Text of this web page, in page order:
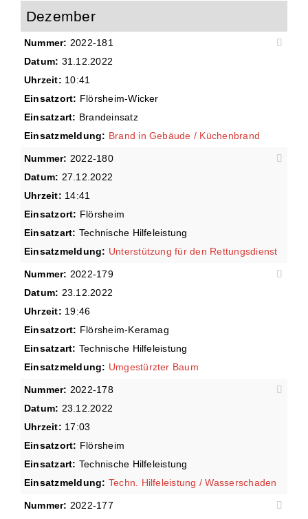
Dezember
Nummer: 2022-181
Datum: 31.12.2022
Uhrzeit: 10:41
Einsatzort: Flörsheim-Wicker
Einsatzart: Brandeinsatz
Einsatzmeldung: Brand in Gebäude / Küchenbrand
Nummer: 2022-180
Datum: 27.12.2022
Uhrzeit: 14:41
Einsatzort: Flörsheim
Einsatzart: Technische Hilfeleistung
Einsatzmeldung: Unterstützung für den Rettungsdienst
Nummer: 2022-179
Datum: 23.12.2022
Uhrzeit: 19:46
Einsatzort: Flörsheim-Keramag
Einsatzart: Technische Hilfeleistung
Einsatzmeldung: Umgestürzter Baum
Nummer: 2022-178
Datum: 23.12.2022
Uhrzeit: 17:03
Einsatzort: Flörsheim
Einsatzart: Technische Hilfeleistung
Einsatzmeldung: Techn. Hilfeleistung / Wasserschaden
Nummer: 2022-177